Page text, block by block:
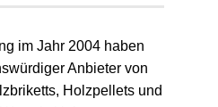
im Jahr 2004 haben
Anbieter von
Holzpellets und